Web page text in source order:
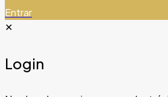
Entrar
✕
Login